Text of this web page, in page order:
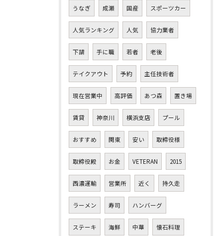
うなぎ 成瀬 国産 スポーツカー
人気ランキング 人気 協力業者
下請 手に職 若者 老後
テイクアウト 予約 主任技術者
現在営業中 高評価 あつ森 置き場
賃貸 神奈川 横浜支店 プール
おすすめ 関東 安い 取締役様
取締役殿 お金 VETERAN 2015
西濃運輸 営業所 近く 持久走
ラーメン 寿司 ハンバーグ
ステーキ 海鮮 中華 懐石料理